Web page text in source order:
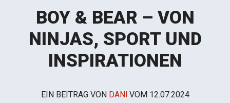
BOY & BEAR – VON
NINJAS, SPORT UND
INSPIRATIONEN
EIN BEITRAG VON DANI VOM 12.07.2024